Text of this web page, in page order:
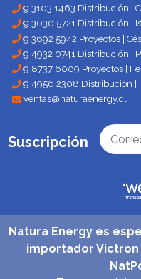
9 3103 1463 Distribución |
9 3030 5721 Distribución |
9 3692 5942 Proyectos |
9 4932 0741 Distribución |
9 8737 6009 Proyectos |
9 4956 2308 Distribución |
ventas@naturaenergy.cl
Suscripción
Natura Energy es
importador Victron